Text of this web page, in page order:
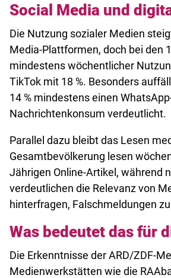
Social Media und
Die Nutzung sozialer Medien
Media-Plattformen, doch bei den
mindestens wöchentlicher
TikTok mit 18 %. Besonders
14 % mindestens einen
Nachrichtenkonsum verdeutlicht.
Parallel dazu bleibt das Lesen
Gesamtbevölkerung lesen
Jährigen Online-Artikel, während
verdeutlichen die Relevanz von
hinterfragen, Falschmeldungen
Was bedeutet das für
Die Erkenntnisse der ARD/ZDF-
Medienwerkstätten wie die